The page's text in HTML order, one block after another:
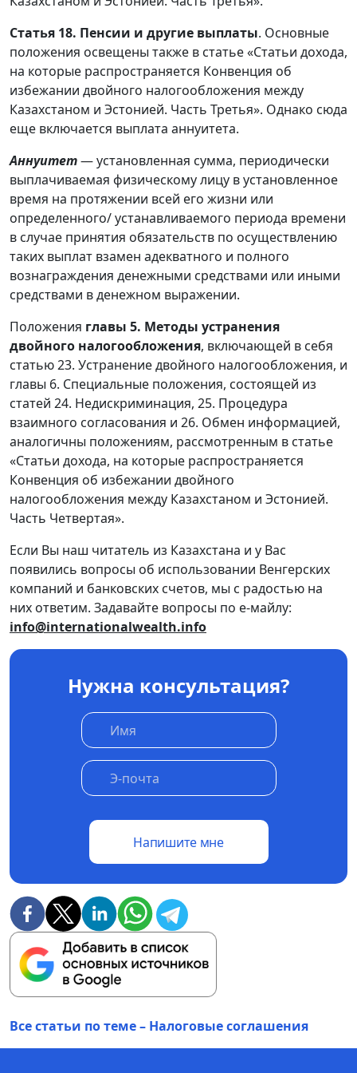
Статья 18. Пенсии и другие выплаты. Основные
положения освещены также в статье «Статьи дохода,
на которые распространяется Конвенция об
избежании двойного налогообложения между
Казахстаном и Эстонией. Часть Третья». Однако сюда
еще включается выплата аннуитета.
Аннуитет— установленная сумма, периодически
выплачиваемая физическому лицу в установленное
время на протяжении всей его жизни или
определенного/ устанавливаемого периода времени
в случае принятия обязательств по осуществлению
таких выплат взамен адекватного и полного
вознаграждения денежными средствами или иными
средствами в денежном выражении.
Положения главы 5. Методы устранения
двойного налогообложения, включающей в себя
статью 23. Устранение двойного налогообложения, и
главы 6. Специальные положения, состоящей из
статей 24. Недискриминация, 25. Процедура
взаимного согласования и 26. Обмен информацией,
аналогичны положениям, рассмотренным в статье
«Статьи дохода, на которые распространяется
Конвенция об избежании двойного
налогообложения между Казахстаном и Эстонией.
Часть Четвертая».
Если Вы наш читатель из Казахстана и у Вас
появились вопросы об использовании Венгерских
компаний и банковских счетов, мы с радостью на
них ответим. Задавайте вопросы по е-майлу:
info@internationalwealth.info
Нужна консультация?
Напишите мне
Все статьи по теме – Налоговые соглашения